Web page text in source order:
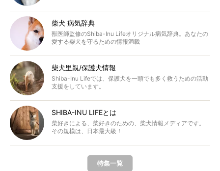
柴犬 病気辞典
獣医師監修のShiba-Inu Lifeオリジナル病気辞典。あなたの
愛する柴犬を守るための情報満載
柴犬里親/保護犬情報
Shiba-Inu Lifeでは、保護犬を一頭でも多く救うための活動
支援をしています。
SHIBA-INU LIFEとは
柴好きによる、柴好きのための、柴犬情報メディアです。
その規模は、日本最大級！
特集一覧